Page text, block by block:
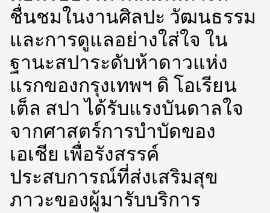
ชื่นชมในงานศิลปะ วัฒนธรรม
และการดูแลอย่างใส่ใจ ใน
ฐานะสปาระดับห้าดาวแห่ง
แรกของกรุงเทพฯ ดิ โอเรียน
เต็ล สปา ได้รับแรงบันดาลใจ
จากศาสตร์การบำบัดของ
เอเชีย เพื่อรังสรรค์
ประสบการณ์ที่ส่งเสริมสุข
ภาวะของผู้มารับบริการ